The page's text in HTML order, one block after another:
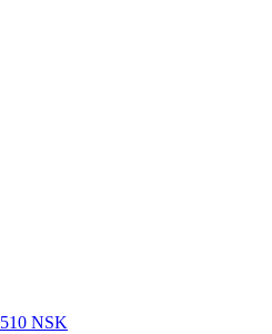
NSK